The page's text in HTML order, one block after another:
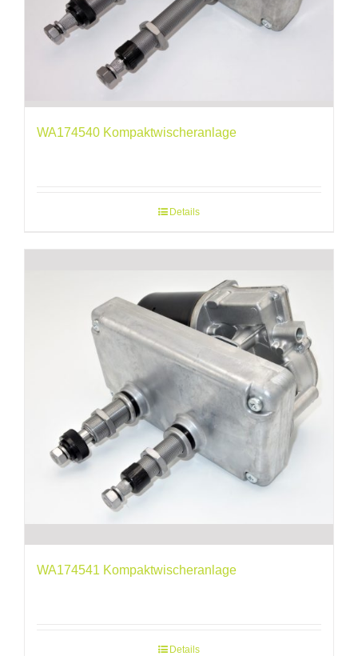
WA174540 Kompaktwischeranlage
Details
WA174541 Kompaktwischeranlage
Details